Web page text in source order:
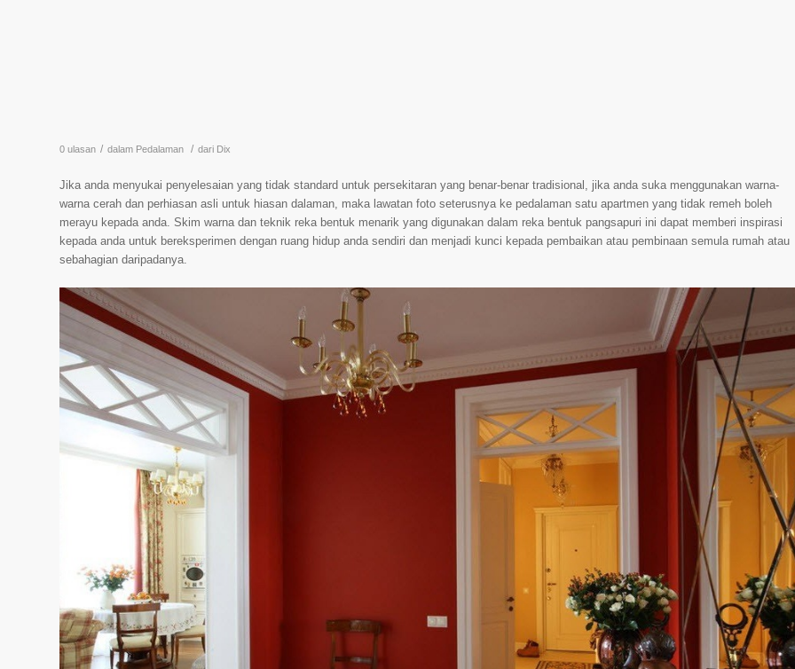
0 ulasan / dalam Pedalaman / dari Dix
Jika anda menyukai penyelesaian yang tidak standard untuk persekitaran yang benar-benar tradisional, jika anda suka menggunakan warna-
warna cerah dan perhiasan asli untuk hiasan dalaman, maka lawatan foto seterusnya ke pedalaman satu apartmen yang tidak remeh boleh
merayu kepada anda. Skim warna dan teknik reka bentuk menarik yang digunakan dalam reka bentuk pangsapuri ini dapat memberi inspirasi
kepada anda untuk bereksperimen dengan ruang hidup anda sendiri dan menjadi kunci kepada pembaikan atau pembinaan semula rumah atau
sebahagian daripadanya.